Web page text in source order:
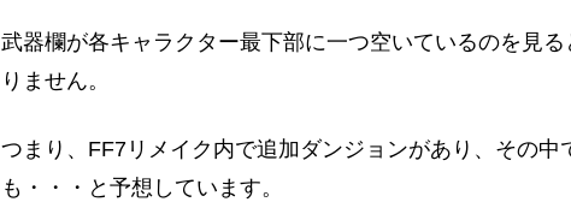
武器欄が各キャラクター最下部に一つ空いているのを見
りません。
つまり、FF7リメイク内で追加ダンジョンがあり、その
も・・・と予想しています。